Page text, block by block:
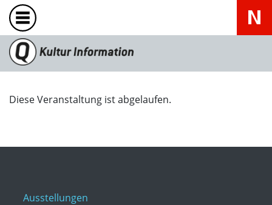
Diese Veranstaltung ist abgelaufen.
Ausstellungen